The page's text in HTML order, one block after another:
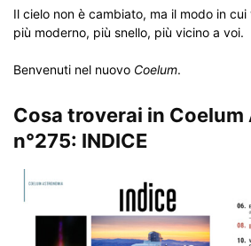
Il cielo non è cambiato, ma il modo in
più moderno, più snello, più vicino a voi.
Benvenuti nel nuovo Coelum.
Cosa troverai in
n°275: INDICE